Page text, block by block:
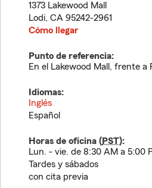
1373 Lakewood Mall
Lodi, CA 95242-2961
Cómo llegar
Punto de referencia:
En el Lakewood Mall, frente a
Idiomas:
Inglés
Español
Horas de oficina (PST):
Lun. - vie. de 8:30 AM a 5:00
Tardes y sábados
con cita previa